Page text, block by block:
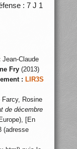
: 7 J 1
Jean-Claude
Fry(2013)
: LIR3S
Farcy, Rosine
de décembre
[En
(adresse